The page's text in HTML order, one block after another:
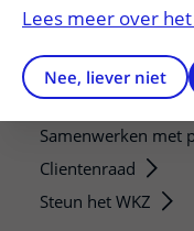
Regels en rechten
Meedoen aan
Samenwerken met
Clientenraad
Steun het WKZ
Lees meer over
Nee, liever niet